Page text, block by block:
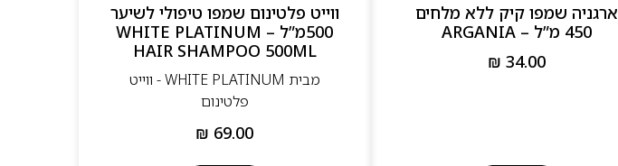
ארגניה שמפו קיק ללא מלחים
450 מ”ל – ARGANIA
₪ 34.00
ווייט פלטינום שמפו טיפולי לשיער
500מ”ל – WHITE PLATINUM
HAIR SHAMPOO 500ML
מבית WHITE PLATINUM - ווייט
פלטינום
₪ 69.00